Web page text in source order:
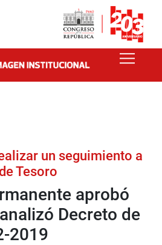
un seguimiento a
Tesoro
aprobó
Decreto de
2019